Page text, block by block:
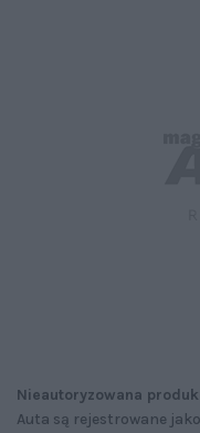
Nieautoryzowana
Auta są rejestrowane